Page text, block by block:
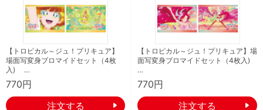
【トロピカル～ジュ！プリキュア】
場面写変身ブロマイドセット（4枚
入) …
770円
【トロピカル～ジュ！プリキュア】場
面写変身ブロマイドセット（4枚入)
…
770円